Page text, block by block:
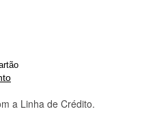
a Linha de Crédito.